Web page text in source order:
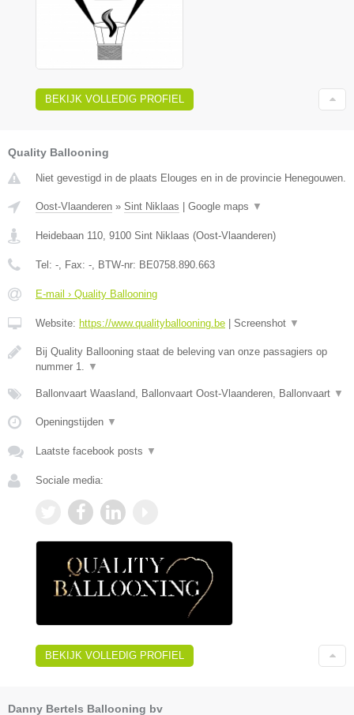
BEKIJK VOLLEDIG PROFIEL
Quality Ballooning
Niet gevestigd in de plaats Elouges en in de provincie Henegouwen.
Oost-Vlaanderen » Sint Niklaas Google maps ▼
Heidebaan 110 9100 Sint Niklaas (Oost-Vlaanderen)
Tel: - , Fax: - , BTW-nr: BE0758.890.663
E-mail › Quality Ballooning
Website: https://www.qualityballooning.be Screenshot ▼
Bij Quality Ballooning staat de beleving van onze passagiers op
nummer 1.
▼
Ballonvaart Waasland, Ballonvaart Oost-Vlaanderen, Ballonvaart ▼
Openingstijden ▼
Laatste facebook posts ▼
Sociale media:
BEKIJK VOLLEDIG PROFIEL
Danny Bertels Ballooning bv